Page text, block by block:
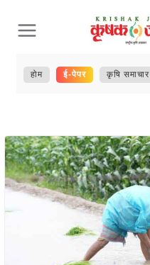
content
होम ई-पेपर कृषि समाचार